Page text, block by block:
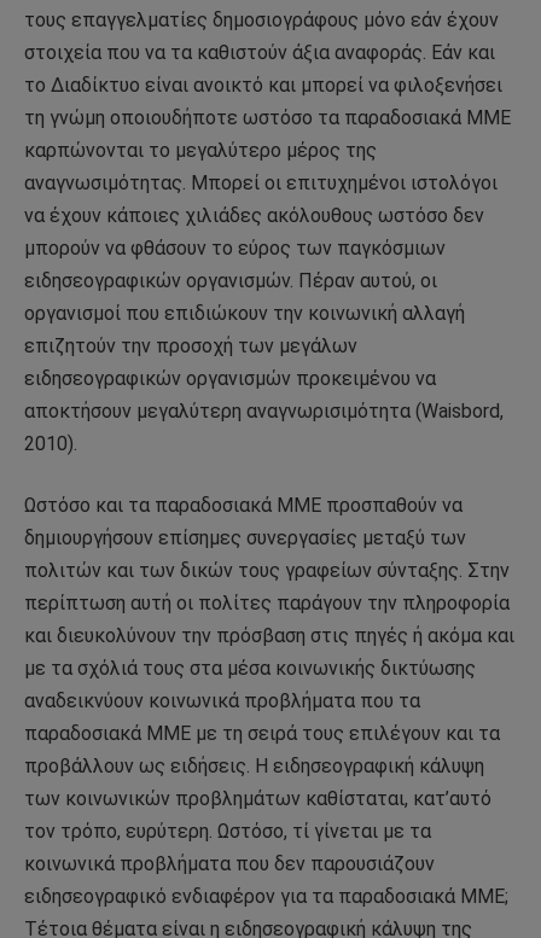
τους επαγγελματίες δημοσιογράφους μόνο εάν έχουν
στοιχεία που να τα καθιστούν άξια αναφοράς. Εάν και
το Διαδίκτυο είναι ανοικτό και μπορεί να φιλοξενήσει
τη γνώμη οποιουδήποτε ωστόσο τα παραδοσιακά ΜΜΕ
καρπώνονται το μεγαλύτερο μέρος της
αναγνωσιμότητας. Μπορεί οι επιτυχημένοι ιστολόγοι
να έχουν κάποιες χιλιάδες ακόλουθους ωστόσο δεν
μπορούν να φθάσουν το εύρος των παγκόσμιων
ειδησεογραφικών οργανισμών. Πέραν αυτού, οι
οργανισμοί που επιδιώκουν την κοινωνική αλλαγή
επιζητούν την προσοχή των μεγάλων
ειδησεογραφικών οργανισμών προκειμένου να
αποκτήσουν μεγαλύτερη αναγνωρισιμότητα (Waisbord,
2010).
Ωστόσο και τα παραδοσιακά ΜΜΕ προσπαθούν να
δημιουργήσουν επίσημες συνεργασίες μεταξύ των
πολιτών και των δικών τους γραφείων σύνταξης. Στην
περίπτωση αυτή οι πολίτες παράγουν την πληροφορία
και διευκολύνουν την πρόσβαση στις πηγές ή ακόμα και
με τα σχόλιά τους στα μέσα κοινωνικής δικτύωσης
αναδεικνύουν κοινωνικά προβλήματα που τα
παραδοσιακά ΜΜΕ με τη σειρά τους επιλέγουν και τα
προβάλλουν ως ειδήσεις. Η ειδησεογραφική κάλυψη
των κοινωνικών προβλημάτων καθίσταται, κατ’αυτό
τον τρόπο, ευρύτερη. Ωστόσο, τί γίνεται με τα
κοινωνικά προβλήματα που δεν παρουσιάζουν
ειδησεογραφικό ενδιαφέρον για τα παραδοσιακά ΜΜΕ;
Τέτοια θέματα είναι η ειδησεογραφική κάλυψη της